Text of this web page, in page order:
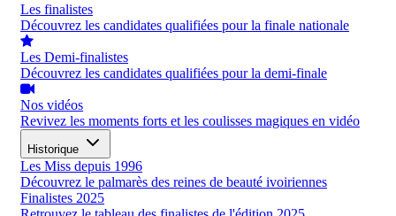
Les finalistes
Découvrez les candidates qualifiées pour la finale nationale
Les Demi-finalistes
Découvrez les candidates qualifiées pour la demi-finale
Nos vidéos
Revivez les moments forts et les coulisses magiques en vidéo
Historique
Les Miss depuis 1996
Découvrez le palmarès des reines de beauté ivoiriennes
Finalistes 2025